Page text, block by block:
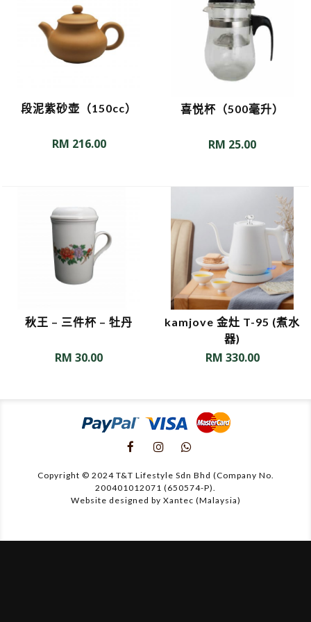
段泥紫砂壶（150cc）
RM 216.00
喜悦杯（500毫升）
RM 25.00
秋王 – 三件杯 – 牡丹
RM 30.00
kamjove 金灶 T-95 (煮水
器)
RM 330.00
Copyright © 2024 T&T Lifestyle Sdn Bhd (Company No.
200401012071 (650574-P).
Website designed by Xantec (Malaysia)